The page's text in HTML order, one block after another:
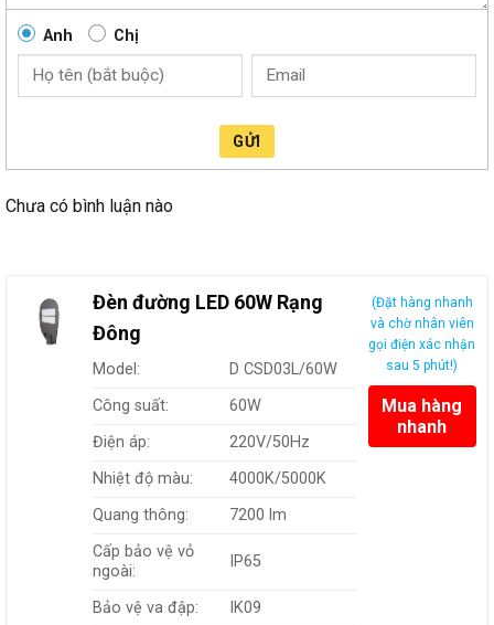
Anh Chị
GỬI
Chưa có bình luận nào
Đèn đường LED 60W Rạng
Đông
Model:
D CSD03L/60W
Công suất:
60W
Điện áp:
220V/50Hz
Nhiệt độ màu:
4000K/5000K
Quang thông:
7200 lm
Cấp bảo vệ vỏ
ngoài:
IP65
Bảo vệ va đập:
IK09
(Đặt hàng nhanh
và chờ nhân viên
gọi điện xác nhận
sau 5 phút!)
Mua hàng
nhanh